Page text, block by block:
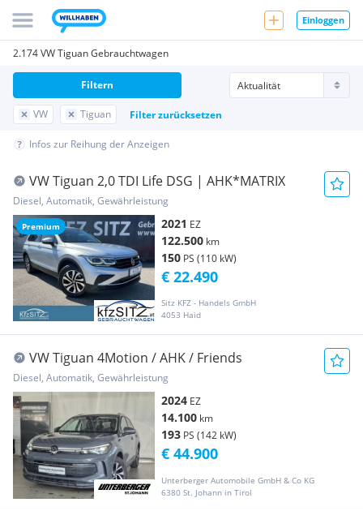
Einloggen
2.174 VW Tiguan Gebrauchtwagen
VW Tiguan Filter zurücksetzen
Filtern
Infos zur Reihung der Anzeigen
Premium
VW Tiguan 2,0 TDI Life DSG | AHK*MATRIX
Diesel, Automatik, Gewährleistung
2021 EZ
122.500 km
150 PS (110 kW)
Sitz KFZ - Handels GmbH
4053 Haid
€ 22.490
VW Tiguan 4Motion / AHK / Friends
Diesel, Automatik, Gewährleistung
2024 EZ
14.100 km
193 PS (142 kW)
Unterberger Automobile GmbH & Co KG
6380 St. Johann in Tirol
€ 44.900